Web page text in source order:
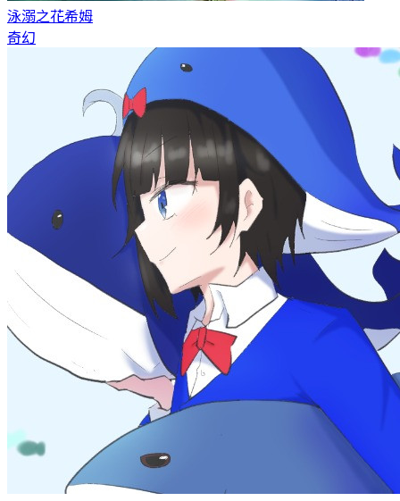
泳溺之花希姆
奇幻